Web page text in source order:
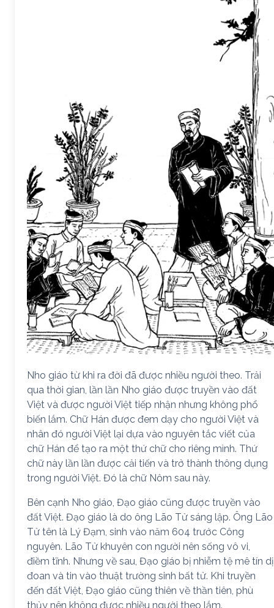
Nho giáo từ khi ra đời đã được nhiều người theo. Trải
qua thời gian, lần lần Nho giáo được truyền vào đất
Việt và được người Việt tiếp nhận nhưng không phổ
biến lắm. Chữ Hán được đem dạy cho người Việt và
nhân đó người Việt lại dựa vào nguyên tắc viết của
chữ Hán để tạo ra một thứ chữ cho riêng mình. Thứ
chữ này lần lần được cải tiến và trở thành thông dụng
trong người Việt. Đó là chữ Nôm sau này.
Bên cạnh Nho giáo, Đạo giáo cũng được truyền vào
đất Việt. Đạo giáo là do ông Lão Tử sáng lập. Ông Lão
Tử tên là Lý Đạm, sinh vào năm 604 trước Công
nguyên. Lão Tử khuyên con người nên sống vô vi,
điềm tĩnh. Nhưng về sau, Đạo giáo bị nhiễm tệ mê tín dị
đoan và tin vào thuật trường sinh bất tử. Khi truyền
đến đất Việt, Đạo giáo cũng thiên về thần tiên, phù
thủy nên không được nhiều người theo lắm.